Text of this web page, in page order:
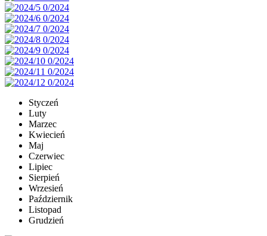
Styczeń
Luty
Marzec
Kwiecień
Maj
Czerwiec
Lipiec
Sierpień
Wrzesień
Październik
Listopad
Grudzień